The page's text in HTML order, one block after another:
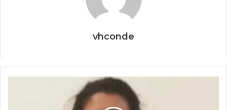
vhconde